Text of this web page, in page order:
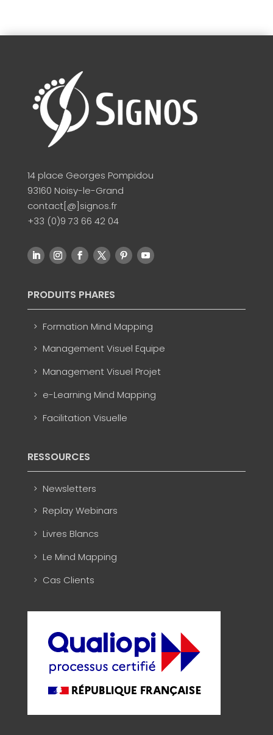
14 place Georges Pompidou
93160 Noisy-le-Grand
contact[@]signos.fr
+33 (0)9 73 66 42 04
PRODUITS PHARES
Formation Mind Mapping
Management Visuel Equipe
Management Visuel Projet
e-Learning Mind Mapping
Facilitation Visuelle
RESSOURCES
Newsletters
Replay Webinars
Livres Blancs
Le Mind Mapping
Cas Clients